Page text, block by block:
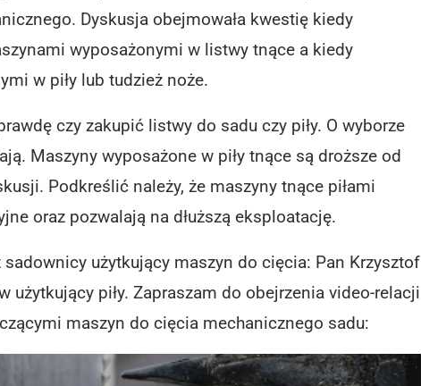
Dyskusja obejmowała kwestię kiedy
wyposażonymi w listwy tnące a kiedy
w piły lub tudzież noże.
czy zakupić listwy do sadu czy piły. O wyborze
Maszyny wyposażone w piły tnące są droższe od
Podkreślić należy, że maszyny tnące piłami
oraz pozwalają na dłuższą eksploatację.
użytkujący maszyn do cięcia: Pan Krzysztof
użytkujący piły. Zapraszam do obejrzenia video-relacji
maszyn do cięcia mechanicznego sadu: